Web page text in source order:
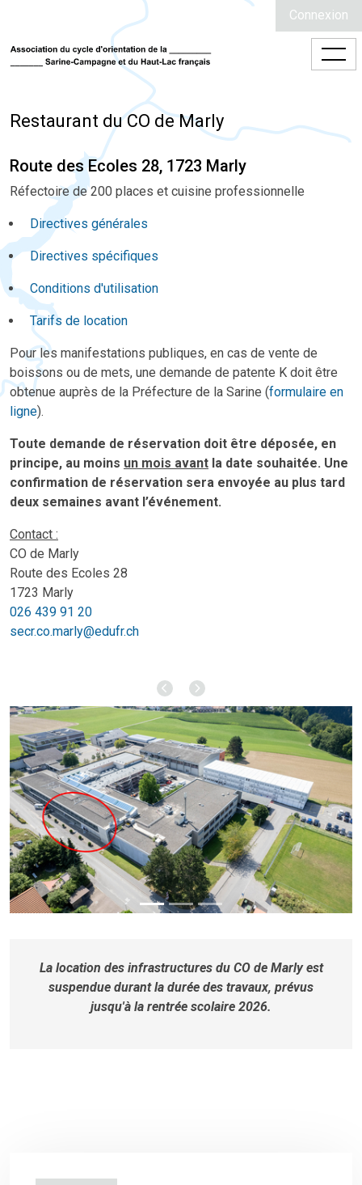
Connexion
Restaurant du CO de Marly
Route des Ecoles 28, 1723 Marly
Réfectoire de 200 places et cuisine professionnelle
Directives générales
Directives spécifiques
Conditions d'utilisation
Tarifs de location
Pour les manifestations publiques, en cas de vente de
boissons ou de mets, une demande de patente K doit être
obtenue auprès de la Préfecture de la Sarine (formulaire en
ligne).
Toute demande de réservation doit être déposée, en
principe, au moins un mois avant la date souhaitée. Une
confirmation de réservation sera envoyée au plus tard
deux semaines avant l’événement.
Contact :
CO de Marly
Route des Ecoles 28
1723 Marly
026 439 91 20
secr.co.marly@edufr.ch
PrécédentSuivant
La location des infrastructures du CO de Marly est
suspendue durant la durée des travaux, prévus
jusqu'à la rentrée scolaire 2026.